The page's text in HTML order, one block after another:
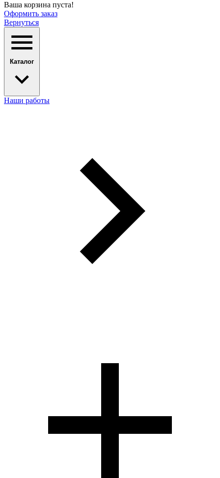
Ваша корзина пуста!
Оформить заказ
Вернуться
Каталог
Наши работы